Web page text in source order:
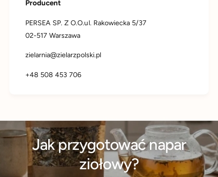
Producent
PERSEA SP. Z O.O.ul. Rakowiecka 5/37
02-517 Warszawa
zielarnia@zielarzpolski.pl
+48 508 453 706
Jak przygotować napar
ziołowy?